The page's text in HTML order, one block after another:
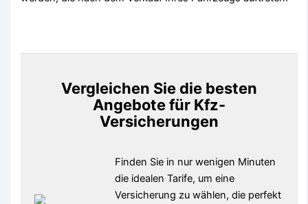
Vergleichen Sie die besten
Angebote für Kfz-
Versicherungen
Finden Sie in nur wenigen Minuten
die idealen Tarife, um eine
Versicherung zu wählen, die perfekt